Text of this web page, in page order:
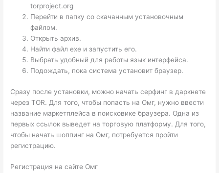
torproject.org
Перейти в папку со скачанным установочным
файлом.
Открыть архив.
Найти файл exe и запустить его.
Выбрать удобный для работы язык интерфейса.
Подождать, пока система установит браузер.
Сразу после установки, можно начать серфинг в даркнете
через TOR. Для того, чтобы попасть на Омг, нужно ввести
название маркетплейса в поисковике браузера. Одна из
первых ссылок выведет на торговую платформу. Для того,
чтобы начать шоппинг на Омг, потребуется пройти
регистрацию.
Регистрация на сайте Омг